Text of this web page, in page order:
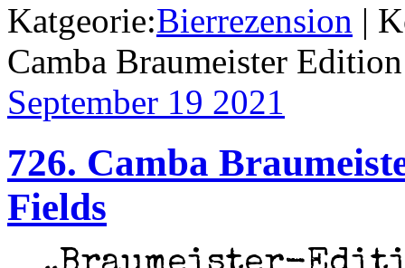
Katgeorie:Bierrezension |
Camba Braumeister
September 19 2021
726. Camba
Fields